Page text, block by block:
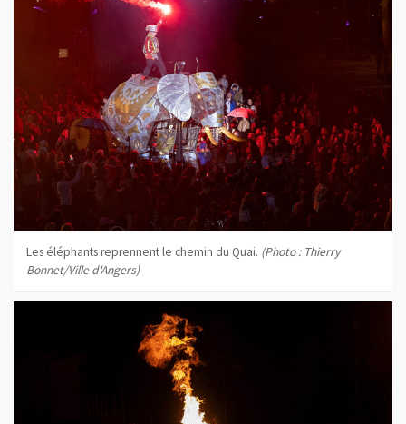
Les éléphants reprennent le chemin du Quai. (Photo : Thierry
Bonnet/Ville d'Angers)